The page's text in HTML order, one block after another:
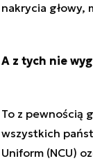
nakrycia głowy,
A z tych nie
To z pewnością
wszystkich
Uniform (NCU)